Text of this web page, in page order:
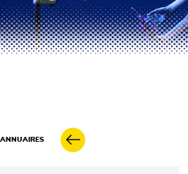
ANNUAIRES